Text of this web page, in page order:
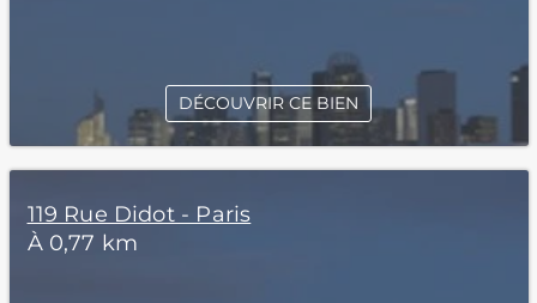
DÉCOUVRIR CE BIEN
119 Rue Didot - Paris
À 0,77 km